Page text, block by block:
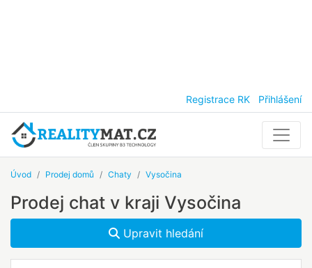
Registrace RK Přihlášení
Úvod Prodej domů Chaty Vysočina
Prodej chat v kraji Vysočina
Upravit hledání